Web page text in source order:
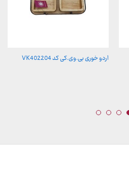
اردو خوری بی.وی.کی کد VK402204